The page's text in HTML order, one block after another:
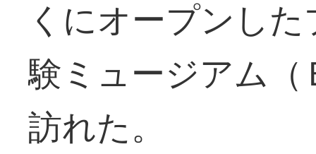
くにオープンし
験ミュージアム
訪れた。